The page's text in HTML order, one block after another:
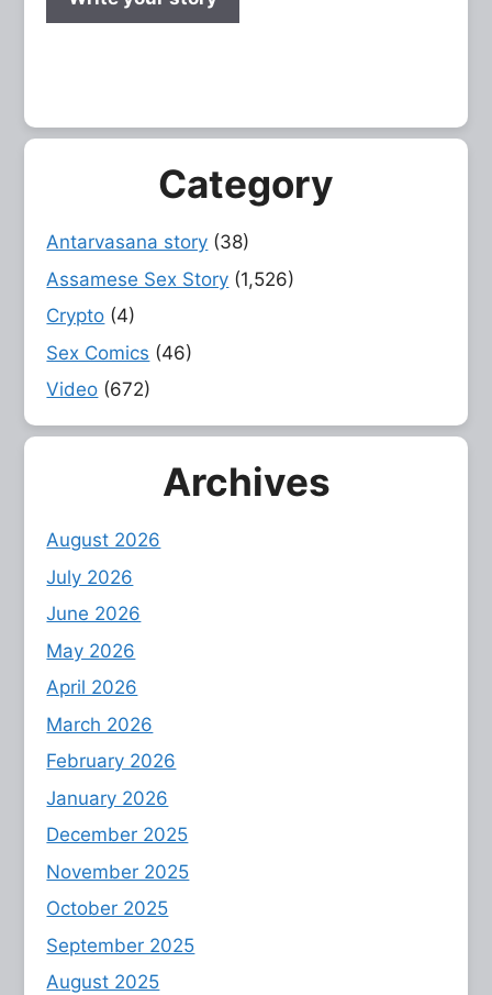
Category
Antarvasana story (38)
Assamese Sex Story (1,526)
Crypto (4)
Sex Comics (46)
Video (672)
Archives
August 2026
July 2026
June 2026
May 2026
April 2026
March 2026
February 2026
January 2026
December 2025
November 2025
October 2025
September 2025
August 2025